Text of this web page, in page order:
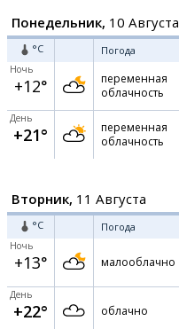
Понедельник, 10 Августа
°C Погода
Ночь
+12°
переменная
облачность
День
+21°
переменная
облачность
Вторник, 11 Августа
°C Погода
Ночь
+13° малооблачно
День
+22° облачно